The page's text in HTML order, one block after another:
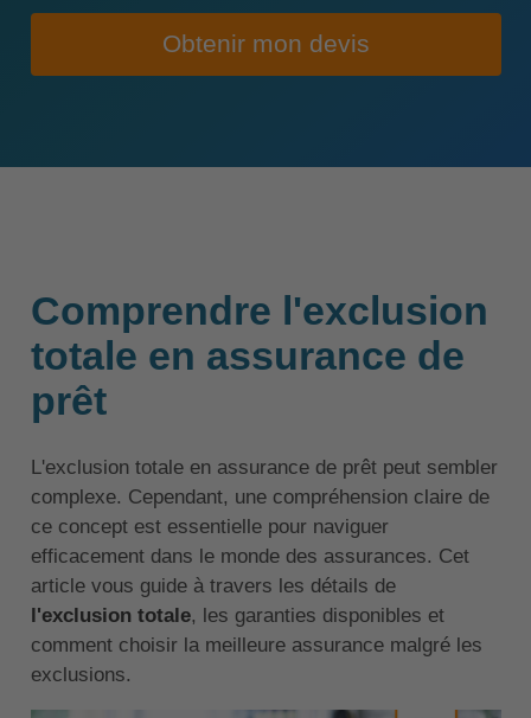
Obtenir mon devis
Comprendre l'exclusion
totale en assurance de
prêt
L'exclusion totale en assurance de prêt peut sembler
complexe. Cependant, une compréhension claire de
ce concept est essentielle pour naviguer
efficacement dans le monde des assurances. Cet
article vous guide à travers les détails de
l'exclusion totale, les garanties disponibles et
comment choisir la meilleure assurance malgré les
exclusions.